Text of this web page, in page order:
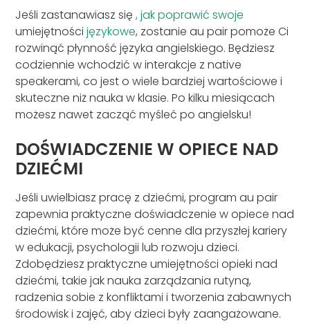
Jeśli zastanawiasz się, jak poprawić swoje
umiejętnościjęzykowe, zostanie au pair pomoże Ci
rozwinąć płynność języka angielskiego. Będziesz
codziennie wchodzić w interakcje z native
speakerami, co jest o wiele bardziej wartościowe i
skuteczne niż nauka w klasie. Po kilku miesiącach
możesz nawet zacząć myśleć po angielsku!
DOŚWIADCZENIE W OPIECE NAD
DZIEĆMI
Jeśli uwielbiasz pracę z dziećmi, program au pair
zapewnia praktyczne doświadczenie w opiece nad
dziećmi, które może być cenne dla przyszłej kariery
w edukacji, psychologii lub rozwoju dzieci.
Zdobędziesz praktyczne umiejętności opieki nad
dziećmi, takie jak nauka zarządzania rutyną,
radzenia sobie z konfliktami i tworzenia zabawnych
środowisk i zajęć, aby dzieci były zaangażowane.